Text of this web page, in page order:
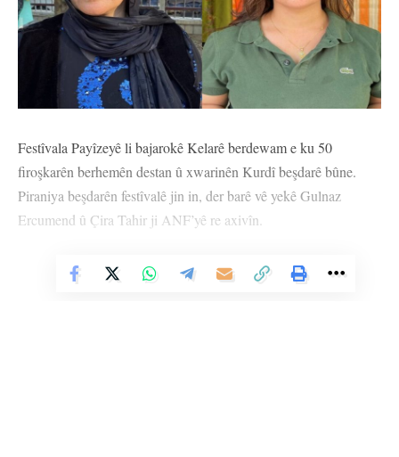
Festîvala Payîzeyê li bajarokê Kelarê berdewam e ku 50
firoşkarên berhemên destan û xwarinên Kurdî beşdarê bûne.
Piraniya beşdarên festîvalê jin in, der barê vê yekê Gulnaz
Ercumend û Çira Tahir ji ANF’yê re axivîn.
Gulnaz Ercumendê di destpêka axaftina xwe de da zanîn ku ew
ji bo beşdarbûna li festîvalê ji rojhilatê Kurdistanê hatiye û got:
Vê Nûçeyê Bixwîne